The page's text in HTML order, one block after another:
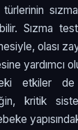
sızma
Sızma
olası
yardımcı
etkiler
kritik